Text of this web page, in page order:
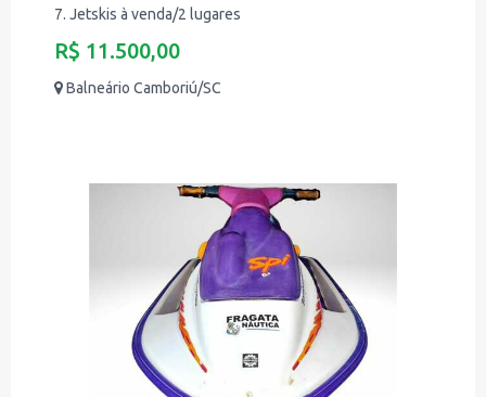
7. Jetskis à venda/2 lugares
R$ 11.500,00
Balneário Camboriú/SC